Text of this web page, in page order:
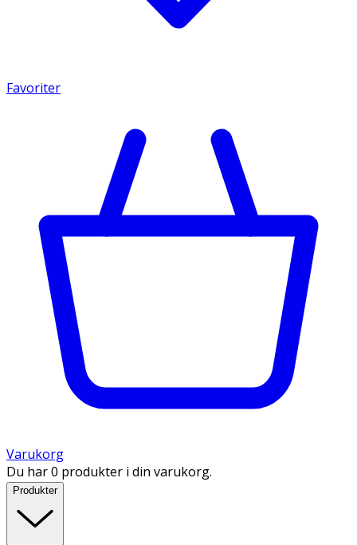
Favoriter
Varukorg
Du har 0 produkter i din varukorg.
Produkter